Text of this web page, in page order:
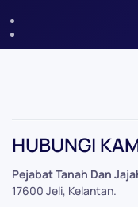
−
HUBUNGI
Pejabat Tanah Dan
17600 Jeli, Kelantan.